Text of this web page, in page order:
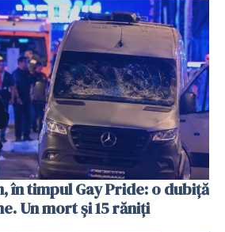
în timpul Gay Pride: o dubiță
Un mort și 15 răniți